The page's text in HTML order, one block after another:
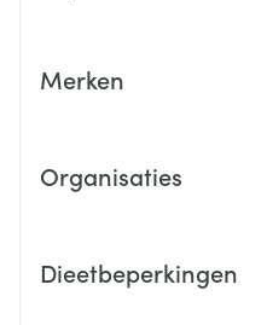
Merken
Organisaties
Dieetbeperkingen